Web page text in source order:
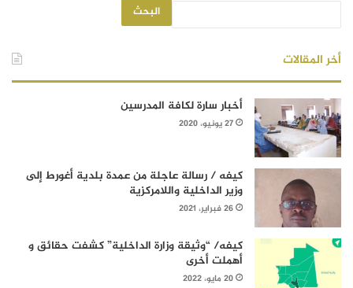
البحث
أخر المقالات
أخبار سارة لكافة المدرسين
27 يونيو، 2020
كيفه / رسالة عاجلة من عمدة بلدية أغورط إلى
وزير الداخلية واللامركزية
26 فبراير، 2021
كيفه/ “وثيقة وزارة الداخلية” كشفت حقائق و
أهملت أخرى
20 مايو، 2022